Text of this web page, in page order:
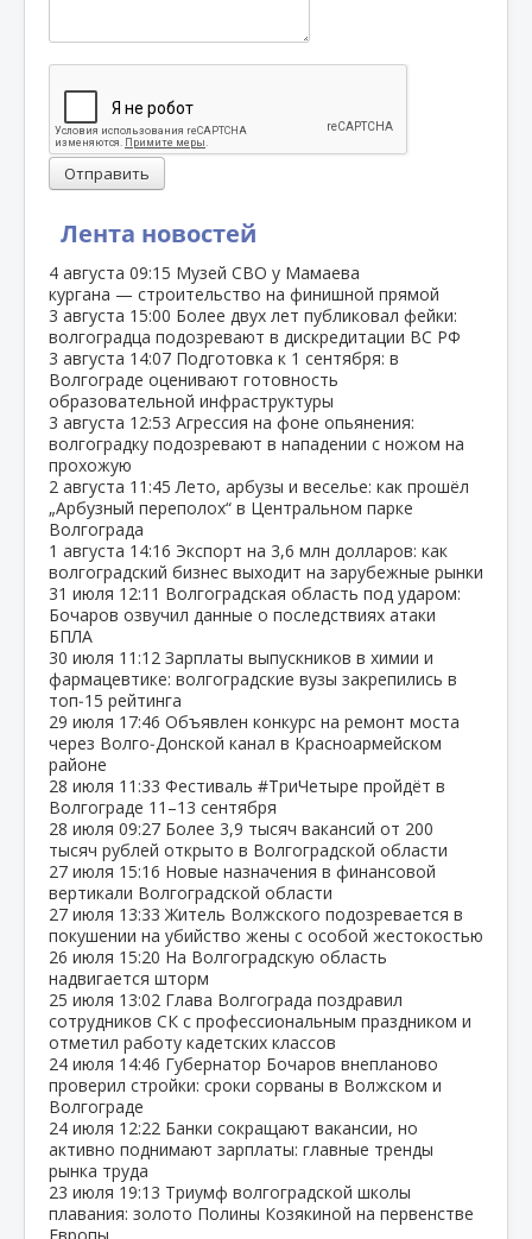
Лента новостей
4 августа 09:15 Музей СВО у Мамаева
кургана — строительство на финишной прямой
3 августа 15:00 Более двух лет публиковал фейки:
волгоградца подозревают в дискредитации ВС РФ
3 августа 14:07 Подготовка к 1 сентября: в
Волгограде оценивают готовность
образовательной инфраструктуры
3 августа 12:53 Агрессия на фоне опьянения:
волгоградку подозревают в нападении с ножом на
прохожую
2 августа 11:45 Лето, арбузы и веселье: как прошёл
„Арбузный переполох“ в Центральном парке
Волгограда
1 августа 14:16 Экспорт на 3,6 млн долларов: как
волгоградский бизнес выходит на зарубежные рынки
31 июля 12:11 Волгоградская область под ударом:
Бочаров озвучил данные о последствиях атаки
БПЛА
30 июля 11:12 Зарплаты выпускников в химии и
фармацевтике: волгоградские вузы закрепились в
топ‑15 рейтинга
29 июля 17:46 Объявлен конкурс на ремонт моста
через Волго‑Донской канал в Красноармейском
районе
28 июля 11:33 Фестиваль #ТриЧетыре пройдёт в
Волгограде 11–13 сентября
28 июля 09:27 Более 3,9 тысяч вакансий от 200
тысяч рублей открыто в Волгоградской области
27 июля 15:16 Новые назначения в финансовой
вертикали Волгоградской области
27 июля 13:33 Житель Волжского подозревается в
покушении на убийство жены с особой жестокостью
26 июля 15:20 На Волгоградскую область
надвигается шторм
25 июля 13:02 Глава Волгограда поздравил
сотрудников СК с профессиональным праздником и
отметил работу кадетских классов
24 июля 14:46 Губернатор Бочаров внепланово
проверил стройки: сроки сорваны в Волжском и
Волгограде
24 июля 12:22 Банки сокращают вакансии, но
активно поднимают зарплаты: главные тренды
рынка труда
23 июля 19:13 Триумф волгоградской школы
плавания: золото Полины Козякиной на первенстве
Отправить